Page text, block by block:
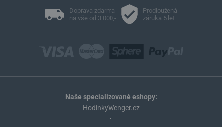
Doprava zdarma
na vše od 3 000,-
Prodloužená
záruka 5 let
Naše specializované eshopy:
HodinkyWenger.cz
•